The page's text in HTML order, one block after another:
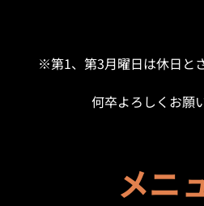
※第1、第3月曜日は休日と
何卒よろしくお願
メニ